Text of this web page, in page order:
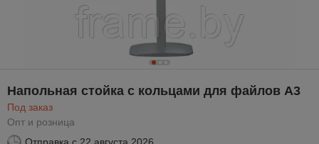
Напольная стойка с кольцами для файлов А3
Под заказ
Опт и розница
Отправка с 22 августа 2026